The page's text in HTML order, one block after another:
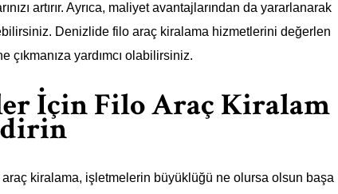
artırır. Ayrıca, maliyet avantajlarından da yararlanarak
Denizlide filo araç kiralama hizmetlerini değerlen
yardımcı olabilirsiniz.
İçin Filo Araç Kiralam
kiralama, işletmelerin büyüklüğü ne olursa olsun başa